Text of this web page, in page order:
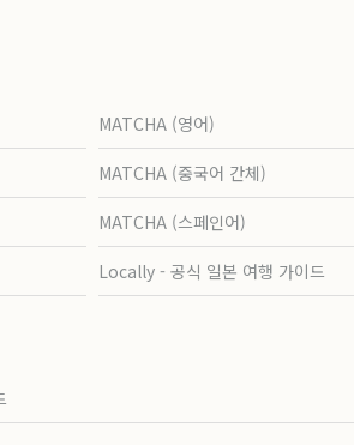
MATCHA (영어)
MATCHA (중국어 간체)
MATCHA (스페인어)
Locally - 공식 일본 여행 가이드